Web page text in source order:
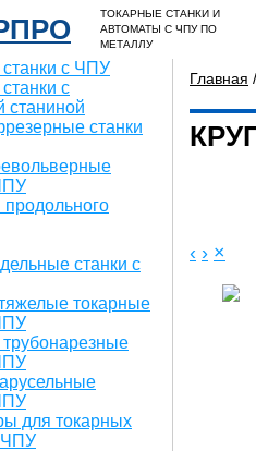
ТОКАРНЫЕ СТАНКИ И
АВТОМАТЫ С ЧПУ ПО
МЕТАЛЛУ
с ЧПУ
с
станиной
станки
станки с
токарные
для токарных
ЧПУ
Главная /
‹ › ×